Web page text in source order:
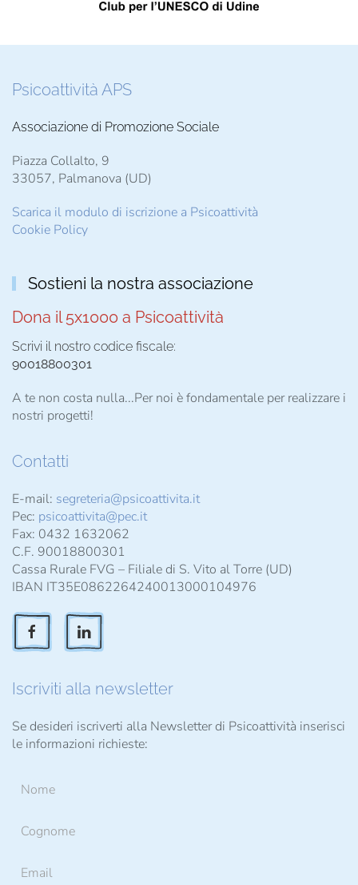
Psicoattività APS
Associazione di Promozione Sociale
Piazza Collalto, 9
33057, Palmanova (UD)
Scarica il modulo di iscrizione a Psicoattività
Cookie Policy
Sostieni la nostra associazione
Dona il 5x1000 a Psicoattività
Scrivi il nostro codice fiscale:
90018800301
A te non costa nulla...Per noi è fondamentale per realizzare i
nostri progetti!
Contatti
E-mail: segreteria@psicoattivita.it
Pec: psicoattivita@pec.it
Fax: 0432 1632062
C.F. 90018800301
Cassa Rurale FVG – Filiale di S. Vito al Torre (UD)
IBAN IT35E0862264240013000104976
Iscriviti alla newsletter
Se desideri iscriverti alla Newsletter di Psicoattività inserisci
le informazioni richieste: